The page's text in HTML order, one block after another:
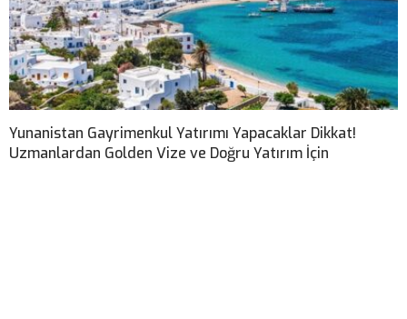
Yunanistan Gayrimenkul Yatırımı Yapacaklar Dikkat!
Uzmanlardan Golden Vize ve Doğru Yatırım İçin